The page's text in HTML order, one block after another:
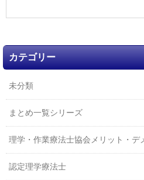
カテゴリー
未分類
まとめ一覧シリーズ
理学・作業療法士協会メリット・デ
認定理学療法士